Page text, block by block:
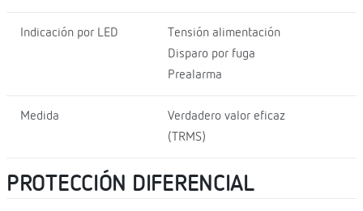
Indicación por LED
Tensión alimentación
Disparo por fuga
Prealarma
Medida
Verdadero valor eficaz
(TRMS)
PROTECCIÓN DIFERENCIAL